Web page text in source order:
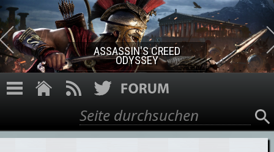
Direkt zum Inhalt
ASSASSIN'S CREED ROGUE
REMASTERED
Suchformular
Suche